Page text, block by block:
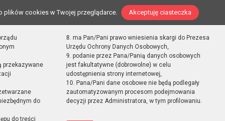
plików cookies w Twojej przeglądarce. Akceptuję ciasteczka
przekazywane
do
do treści
8. ma Pan/Pani prawo wniesienia skargi do Prezesa
Urzędu Ochrony Danych Osobowych,
9. podanie przez Pana/Panią danych osobowych
jest fakultatywne (dobrowolne) w celu
udostępnienia strony internetowej,
10. Pana/Pani dane osobowe nie będą podlegały
zautomatyzowanym procesom podejmowania
decyzji przez Administratora, w tym profilowaniu.